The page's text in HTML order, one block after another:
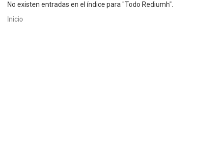
No existen entradas en el índice para "Todo Rediumh".
Inicio